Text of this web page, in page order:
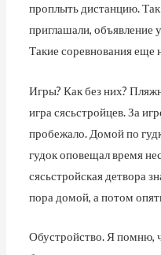
проплыть дистанцию.
приглашали, объявление
Такие соревнования еще
Игры? Как без них?
игра сясьстройцев. За
пробежало. Домой по
гудок оповещал время
сясьстройская детвора
пора домой, а потом
Обустройство. Я помню,